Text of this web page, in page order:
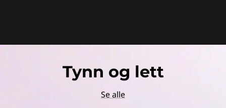
Tynn og lett
Se alle